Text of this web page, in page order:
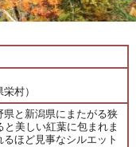
村）
と新潟県にまたがる狭
美しい紅葉に包まれま
ほど見事なシルエット